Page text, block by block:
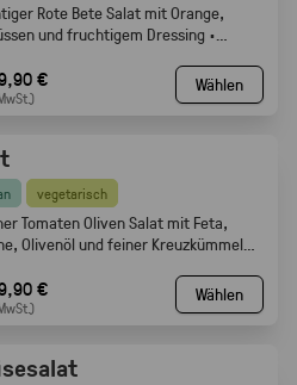
Rote Bete Salat mit Orange,
und fruchtigem Dressing ·
€ Wählen
vegetarisch
Tomaten Oliven Salat mit Feta,
Olivenöl und feiner Kreuzkümmel
€ Wählen